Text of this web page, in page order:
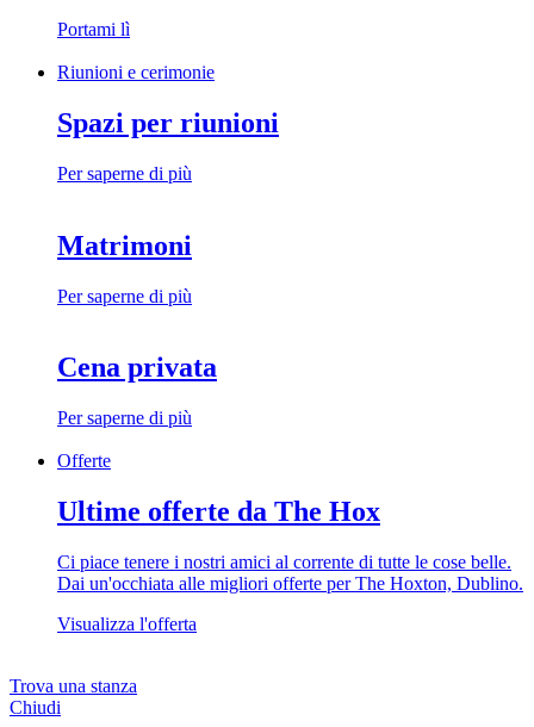
Portami lì
Riunioni e cerimonie
Spazi per riunioni
Per saperne di più
Matrimoni
Per saperne di più
Cena privata
Per saperne di più
Offerte
Ultime offerte da The Hox
Ci piace tenere i nostri amici al corrente di tutte le cose belle.
Dai un'occhiata alle migliori offerte per The Hoxton, Dublino.
Visualizza l'offerta
Trova una stanza
Chiudi